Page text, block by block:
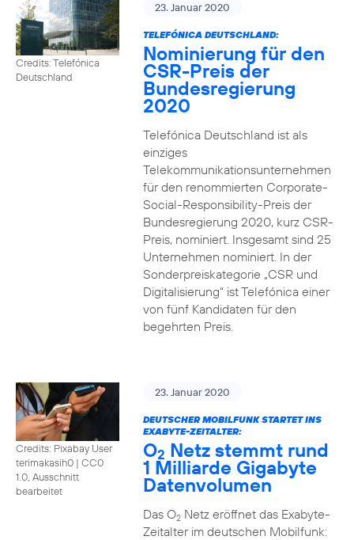
Credits: Telefónica
Deutschland
23. Januar 2020
TELEFÓNICA DEUTSCHLAND:
Nominierung für den
CSR-Preis der
Bundesregierung
2020
Telefónica Deutschland ist als
einziges
Telekommunikationsunternehmen
für den renommierten Corporate-
Social-Responsibility-Preis der
Bundesregierung 2020, kurz CSR-
Preis, nominiert. Insgesamt sind 25
Unternehmen nominiert. In der
Sonderpreiskategorie „CSR und
Digitalisierung“ ist Telefónica einer
von fünf Kandidaten für den
begehrten Preis.
Credits: Pixabay User
terimakasih0 | CC0
1.0, Ausschnitt
bearbeitet
23. Januar 2020
DEUTSCHER MOBILFUNK STARTET INS
EXABYTE-ZEITALTER:
O2 Netz stemmt rund
1 Milliarde Gigabyte
Datenvolumen
Das O2Netz eröffnet das Exabyte-
Zeitalter im deutschen Mobilfunk: